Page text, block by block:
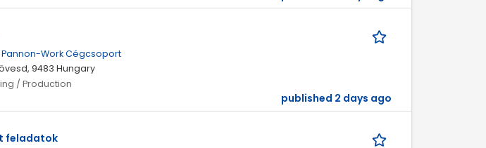
Pannon-Work Cégcsoport
9483 Hungary
/ Production
published 2 days ago
feladatok